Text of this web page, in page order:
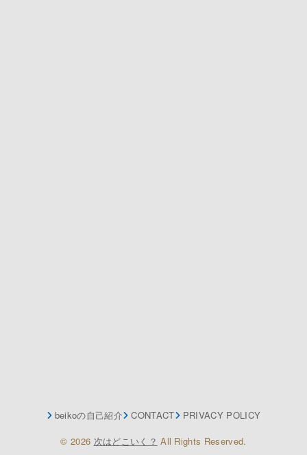
beikoの自己紹介 CONTACT PRIVACY POLICY
© 2026 次はどこいく？ All Rights Reserved.